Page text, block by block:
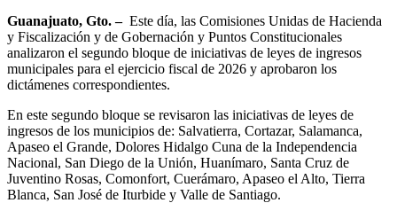
Guanajuato, Gto. – Este día, las Comisiones Unidas de Hacienda
y Fiscalización y de Gobernación y Puntos Constitucionales
analizaron el segundo bloque de iniciativas de leyes de ingresos
municipales para el ejercicio fiscal de 2026 y aprobaron los
dictámenes correspondientes.
En este segundo bloque se revisaron las iniciativas de leyes de
ingresos de los municipios de: Salvatierra, Cortazar, Salamanca,
Apaseo el Grande, Dolores Hidalgo Cuna de la Independencia
Nacional, San Diego de la Unión, Huanímaro, Santa Cruz de
Juventino Rosas, Comonfort, Cuerámaro, Apaseo el Alto, Tierra
Blanca, San José de Iturbide y Valle de Santiago.